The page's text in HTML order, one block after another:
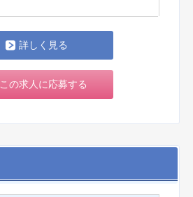
詳しく見る
この求人に応募する